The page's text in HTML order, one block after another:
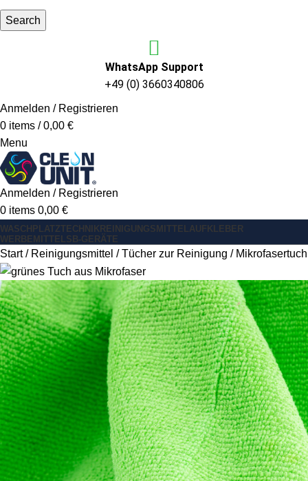
Search
WhatsApp Support
+49 (0) 3660340806
Anmelden / Registrieren
0 items / 0,00 €
Menu
Anmelden / Registrieren
0 items 0,00 €
WASCHPLATZTECHNIK REINIGUNGSMITTEL AUFKLEBER
WERBEMITTEL SB-GERÄTE
Start Reinigungsmittel Tücher zur Reinigung Mikrofasertuch